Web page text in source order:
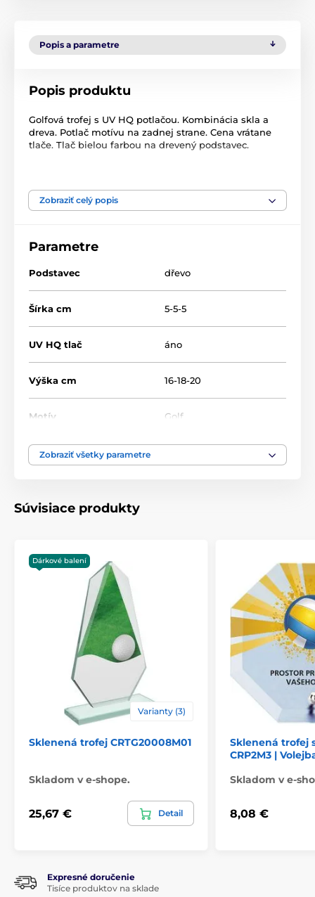
Popis a parametre
Popis produktu
Golfová trofej s UV HQ potlačou. Kombinácia skla a
dreva. Potlač motívu na zadnej strane. Cena vrátane
tlače. Tlač bielou farbou na drevený podstavec.
Golf Sklenené trofeje s potlačou
Zobraziť celý popis
Parametre
Podstavec dřevo
Šírka cm 5-5-5
UV HQ tlač áno
Výška cm 16-18-20
Motív Golf
Typ ocenenia
Zobraziť všetky parametre
Súvisiace produkty
Dárkové balení
Varianty (3)
Sklenená trofej CRTG20008M01
Skladom v e-shope.
25,67 € Detail
Sklenená trofej
CRP2M3 |
Skladom v e-
8,08 €
Expresné doručenie
Tisíce produktov na sklade